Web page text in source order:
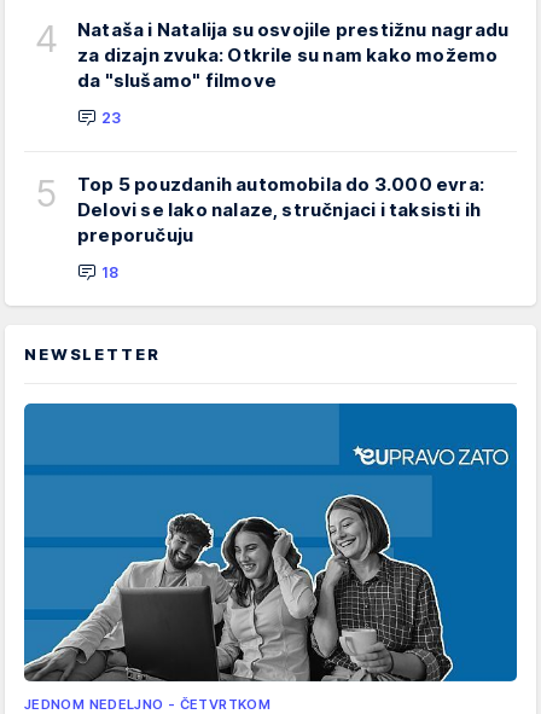
4
Nataša i Natalija su osvojile prestižnu nagradu
za dizajn zvuka: Otkrile su nam kako možemo
da "slušamo" filmove
23
5
Top 5 pouzdanih automobila do 3.000 evra:
Delovi se lako nalaze, stručnjaci i taksisti ih
preporučuju
18
NEWSLETTER
JEDNOM NEDELJNO - ČETVRTKOM